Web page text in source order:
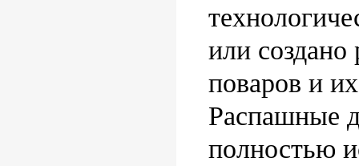
или создано
поваров и
Распашные
полностью